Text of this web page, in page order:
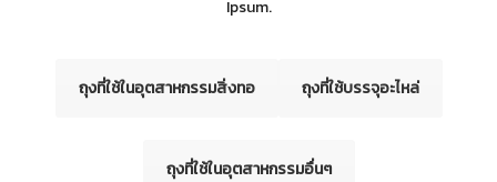
Ipsum.
ถุงที่ใช้ในอุตสาหกรรมสิ่งทอ ถุงที่ใช้บรรจุอะไหล่
ถุงที่ใช้ในอุตสาหกรรมอื่นๆ